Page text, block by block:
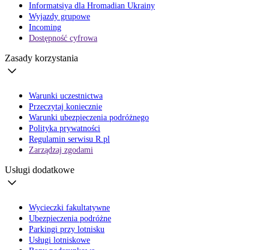
Informatsiya dla Hromadian Ukrainy
Wyjazdy grupowe
Incoming
Dostępność cyfrowa
Zasady korzystania
Warunki uczestnictwa
Przeczytaj koniecznie
Warunki ubezpieczenia podróżnego
Polityka prywatności
Regulamin serwisu R.pl
Zarządzaj zgodami
Usługi dodatkowe
Wycieczki fakultatywne
Ubezpieczenia podróżne
Parkingi przy lotnisku
Usługi lotniskowe